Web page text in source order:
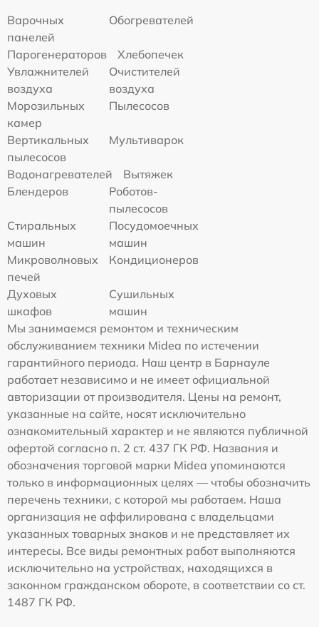
Варочных
панелей
Обогревателей
Парогенераторов
Хлебопечек
Увлажнителей
воздуха
Очистителей
воздуха
Морозильных
камер
Пылесосов
Вертикальных
пылесосов
Мультиварок
Водонагревателей
Вытяжек
Блендеров
Роботов-
пылесосов
Стиральных
машин
Посудомоечных
машин
Микроволновых
печей
Кондиционеров
Духовых
шкафов
Сушильных
машин
Мы занимаемся ремонтом и техническим
обслуживанием техники Midea по истечении
гарантийного периода. Наш центр в Барнауле
работает независимо и не имеет официальной
авторизации от производителя. Цены на ремонт,
указанные на сайте, носят исключительно
ознакомительный характер и не являются публичной
офертой согласно п. 2 ст. 437 ГК РФ. Названия и
обозначения торговой марки Midea упоминаются
только в информационных целях — чтобы обозначить
перечень техники, с которой мы работаем. Наша
организация не аффилирована с владельцами
указанных товарных знаков и не представляет их
интересы. Все виды ремонтных работ выполняются
исключительно на устройствах, находящихся в
законном гражданском обороте, в соответствии со ст.
1487 ГК РФ.